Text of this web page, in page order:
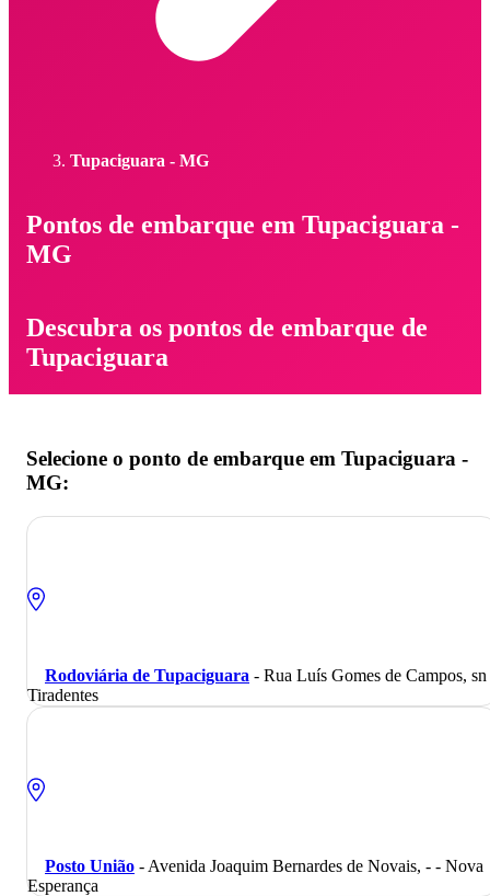
Tupaciguara - MG
Pontos de embarque em Tupaciguara -
MG
Descubra os pontos de embarque de
Tupaciguara
Selecione o ponto de embarque em Tupaciguara -
MG:
Rodoviária de Tupaciguara - Rua Luís Gomes de Campos, sn
Tiradentes
Posto União - Avenida Joaquim Bernardes de Novais, - - Nova
Esperança